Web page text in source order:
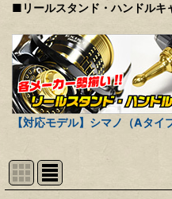
■リールスタンド・ハンドルキ
【対応モデル】シマノ（Aタイ